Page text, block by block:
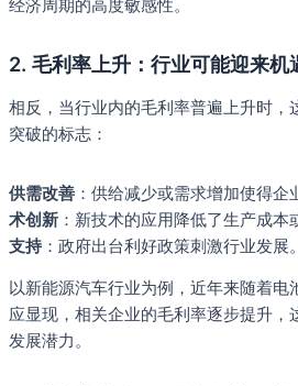
经济周期的高度敏感性。
2. 毛利率上升：行业可能迎来机
相反，当行业内的毛利率普遍上升时，
突破的标志：
供需改善 ：供给减少或需求增加使得企
术创新 ：新技术的应用降低了生产成本
支持 ：政府出台利好政策刺激行业发展。
以新能源汽车行业为例，近年来随着电
应显现，相关企业的毛利率逐步提升，
发展潜力。